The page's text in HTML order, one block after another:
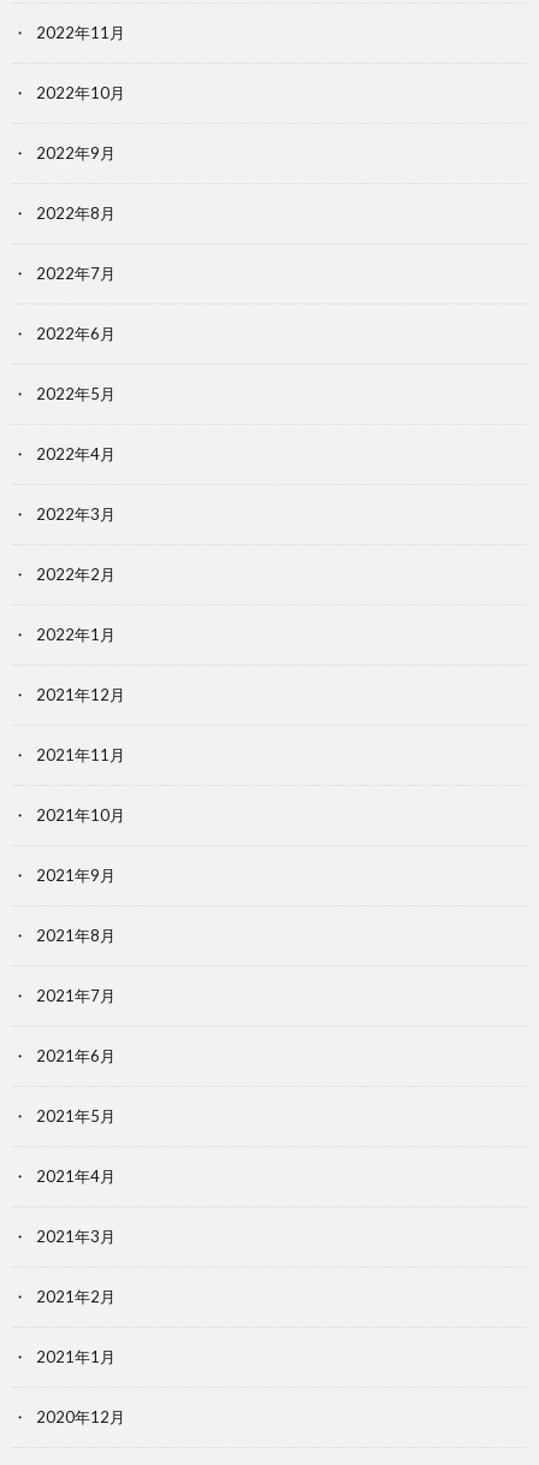
2022年11月
2022年10月
2022年9月
2022年8月
2022年7月
2022年6月
2022年5月
2022年4月
2022年3月
2022年2月
2022年1月
2021年12月
2021年11月
2021年10月
2021年9月
2021年8月
2021年7月
2021年6月
2021年5月
2021年4月
2021年3月
2021年2月
2021年1月
2020年12月